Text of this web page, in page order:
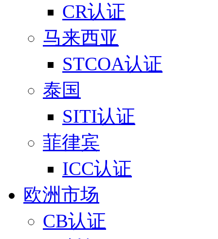
CR认证
马来西亚
STCOA认证
泰国
SITI认证
菲律宾
ICC认证
欧洲市场
CB认证